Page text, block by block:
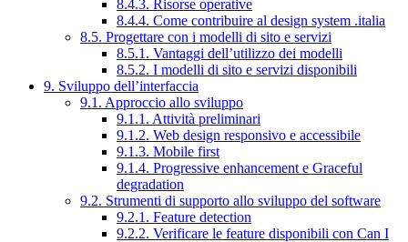
8.4.3. Risorse operative
8.4.4. Come contribuire al design system .italia
8.5. Progettare con i modelli di sito e servizi
8.5.1. Vantaggi dell’utilizzo dei modelli
8.5.2. I modelli di sito e servizi disponibili
9. Sviluppo dell’interfaccia
9.1. Approccio allo sviluppo
9.1.1. Attività preliminari
9.1.2. Web design responsivo e accessibile
9.1.3. Mobile first
9.1.4. Progressive enhancement e Graceful
degradation
9.2. Strumenti di supporto allo sviluppo del software
9.2.1. Feature detection
9.2.2. Verificare le feature disponibili con Can I